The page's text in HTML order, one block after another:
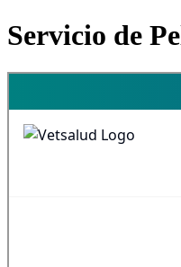
Servicio de